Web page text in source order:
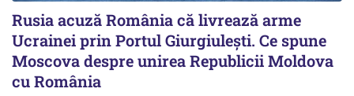
Rusia acuză România că livrează arme
Ucrainei prin Portul Giurgiulești. Ce spune
Moscova despre unirea Republicii Moldova
cu România